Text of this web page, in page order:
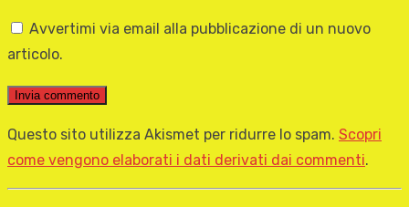
Avvertimi via email alla pubblicazione di un nuovo
articolo.
Questo sito utilizza Akismet per ridurre lo spam. Scopri
come vengono elaborati i dati derivati dai commenti.